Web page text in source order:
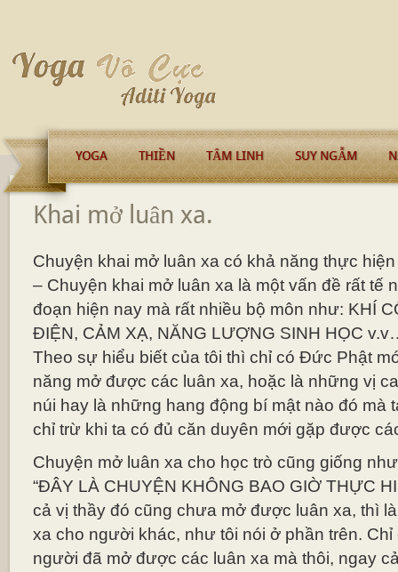
YOGA THIỀN TÂM LINH SUY NGẪM
Khai mở luân xa.
Chuyện khai mở luân xa có khả năng thực
– Chuyện khai mở luân xa là một vấn đề rất tế
đoạn hiện nay mà rất nhiều bộ môn như: KHÍ
ĐIỆN, CẢM XẠ, NĂNG LƯỢNG SINH HỌC
Theo sự hiểu biết của tôi thì chỉ có Đức Phật
năng mở được các luân xa, hoặc là những vị
núi hay là những hang động bí mật nào đó mà
chỉ trừ khi ta có đủ căn duyên mới gặp được
Chuyện mở luân xa cho học trò cũng giống
“ĐÂY LÀ CHUYỆN KHÔNG BAO GIỜ THỰC
cả vị thầy đó cũng chưa mở được luân xa, thì
xa cho người khác, như tôi nói ở phần trên.
người đã mở được các luân xa mà thôi, ngay